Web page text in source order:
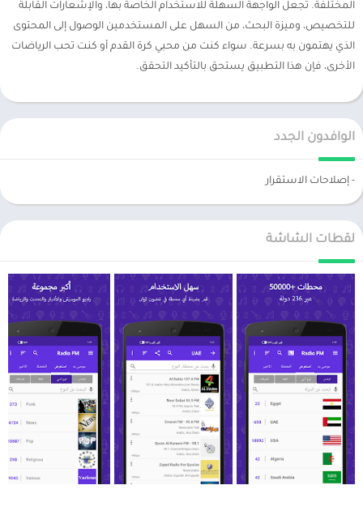
المختلفة. تجعل الواجهة السهلة للاستخدام الخاصة بها، والإشعارات القابلة
للتخصيص، وميزة البحث، من السهل على المستخدمين الوصول إلى المحتوى
الذي يهتمون به بسرعة. سواء كنت من محبي كرة القدم أو كنت تحب الرياضات
الأخرى، فإن هذا التطبيق يستحق بالتأكيد التحقق.
الوافدون الجدد
- إصلاحات الاستقرار
لقطات الشاشة